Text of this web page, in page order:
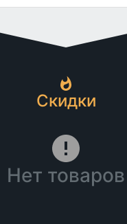
Скидки
Нет товаров